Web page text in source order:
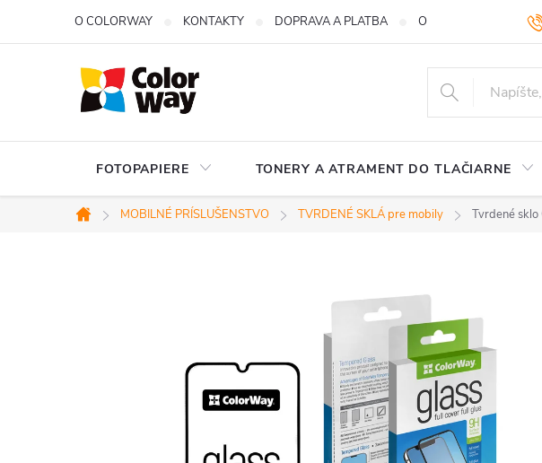
O COLORWAY KONTAKTY DOPRAVA A PLATBA OBCHODNÉ
FOTOPAPIERE TONERY A ATRAMENT DO TLAČIARNE
Domov
MOBILNÉ PRÍSLUŠENSTVO TVRDENÉ SKLÁ pre mobily Tvrdené